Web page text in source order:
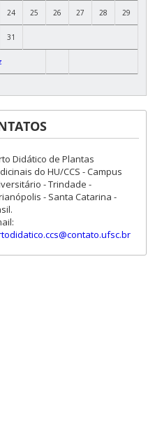
24 25 26 27 28 29
31
Didático de Plantas
do HU/CCS - Campus
- Trindade -
- Santa Catarina -